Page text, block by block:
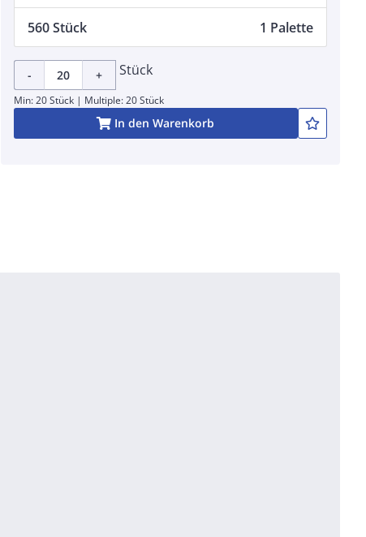
560 Stück 1 Palette
- + Stück
Min: 20 Stück | Multiple: 20 Stück
In den Warenkorb